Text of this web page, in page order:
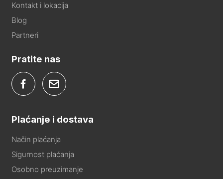
Kontakt i lokacija
Blog
Partneri
Pratite nas
Plaćanje i dostava
Način plaćanja
Sigurnost plaćanja
Osobno preuzimanje